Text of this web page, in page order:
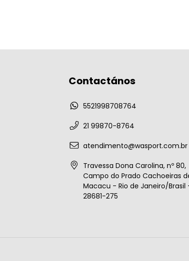
Contactános
5521998708764
21 99870-8764
atendimento@wasport.com.br
Travessa Dona Carolina, nº 80,
Campo do Prado Cachoeiras
Macacu - Rio de Janeiro/Brasil
28681-275